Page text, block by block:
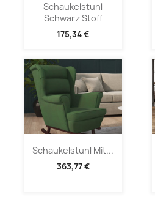
Schaukelstuhl
Schwarz Stoff
175,34 €
Schaukelstuhl Mit...
363,77 €